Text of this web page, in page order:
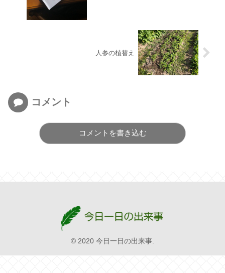
人参の植替え
コメント
コメントを書き込む
© 2020 今日一日の出来事.